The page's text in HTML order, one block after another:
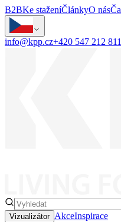
B2BKe staženíČlánkyO nás
info@kpp.cz+420 547 212 811
Vizualizátor AkceInspirace